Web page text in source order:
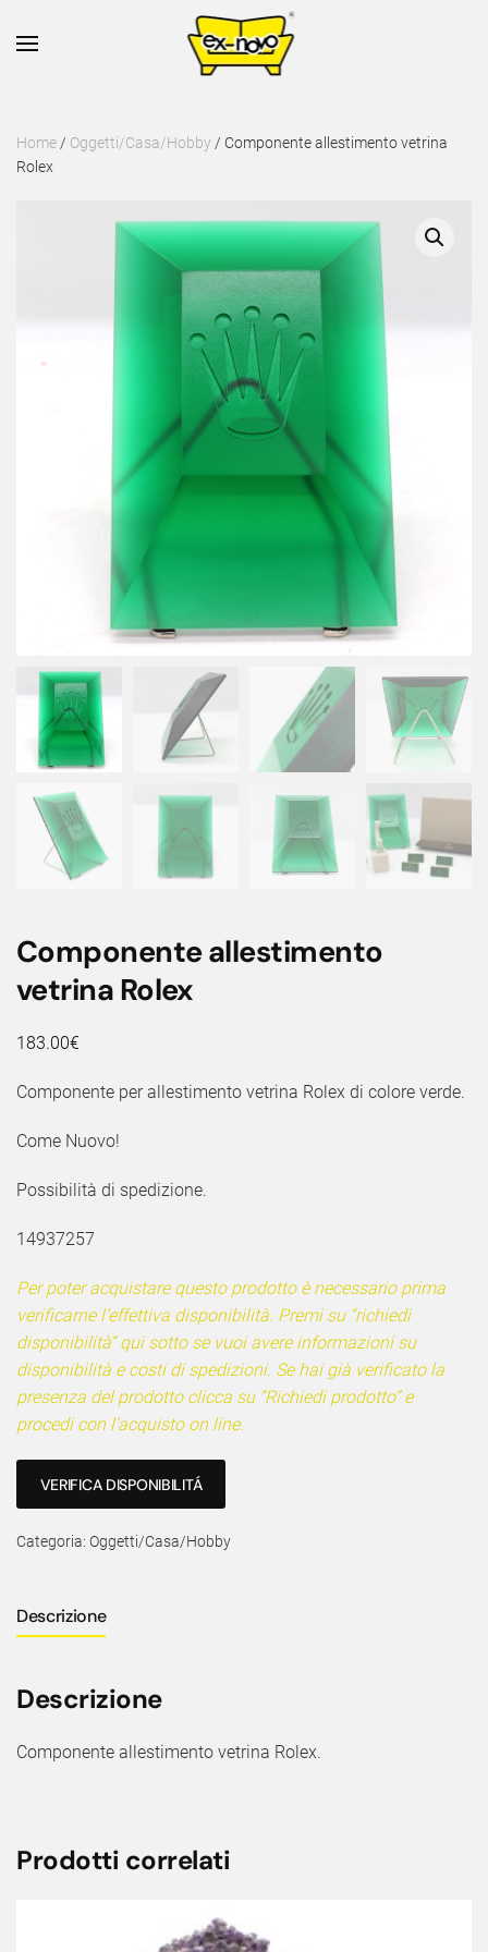
Skip to main content
Home / Oggetti/Casa/Hobby / Componente allestimento vetrina
Rolex
Componente allestimento
vetrina Rolex
183.00€
Componente per allestimento vetrina Rolex di colore verde.
Come Nuovo!
Possibilità di spedizione.
14937257
Per poter acquistare questo prodotto è necessario prima
verificarne l’effettiva disponibilità. Premi su “richiedi
disponibilità” qui sotto se vuoi avere informazioni su
disponibilità e costi di spedizioni. Se hai già verificato la
presenza del prodotto clicca su “Richiedi prodotto” e
procedi con l’acquisto on line.
VERIFICA DISPONIBILITÁ
Categoria: Oggetti/Casa/Hobby
Descrizione
Descrizione
Componente allestimento vetrina Rolex.
Prodotti correlati